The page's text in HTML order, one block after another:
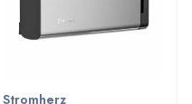
Stromherz